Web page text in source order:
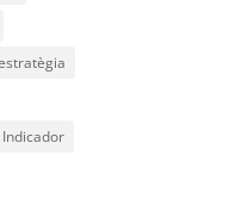
Indicador